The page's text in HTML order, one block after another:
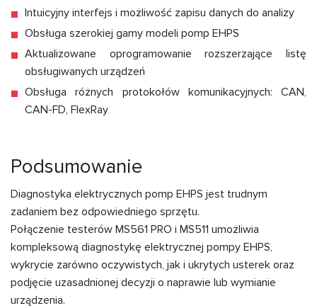
Intuicyjny interfejs i możliwość zapisu danych do analizy
Obsługa szerokiej gamy modeli pomp EHPS
Aktualizowane oprogramowanie rozszerzające listę
obsługiwanych urządzeń
Obsługa różnych protokołów komunikacyjnych: CAN,
CAN-FD, FlexRay
Podsumowanie
Diagnostyka elektrycznych pomp EHPS jest trudnym
zadaniem bez odpowiedniego sprzętu.
Połączenie testerów MS561 PRO i MS511 umożliwia
kompleksową diagnostykę elektrycznej pompy EHPS,
wykrycie zarówno oczywistych, jak i ukrytych usterek oraz
podjęcie uzasadnionej decyzji o naprawie lub wymianie
urządzenia.